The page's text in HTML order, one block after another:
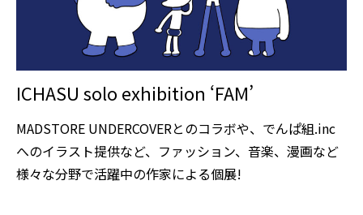
ICHASU solo exhibition ‘FAM’
MADSTORE UNDERCOVERとのコラボや、でんぱ組.inc
へのイラスト提供など、ファッション、音楽、漫画など
様々な分野で活躍中の作家による個展!